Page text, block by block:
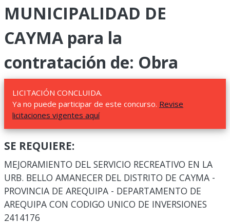
MUNICIPALIDAD DE
CAYMA para la
contratación de: Obra
LICITACIÓN CONCLUIDA.
Ya no puede participar de este concurso. Revise
licitaciones vigentes aquí
SE REQUIERE:
MEJORAMIENTO DEL SERVICIO RECREATIVO EN LA
URB. BELLO AMANECER DEL DISTRITO DE CAYMA -
PROVINCIA DE AREQUIPA - DEPARTAMENTO DE
AREQUIPA CON CODIGO UNICO DE INVERSIONES
2414176